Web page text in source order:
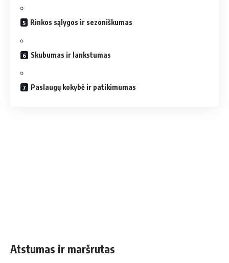
Rinkos sąlygos ir sezoniškumas
Skubumas ir lankstumas
Paslaugų kokybė ir patikimumas
Atstumas ir maršrutas